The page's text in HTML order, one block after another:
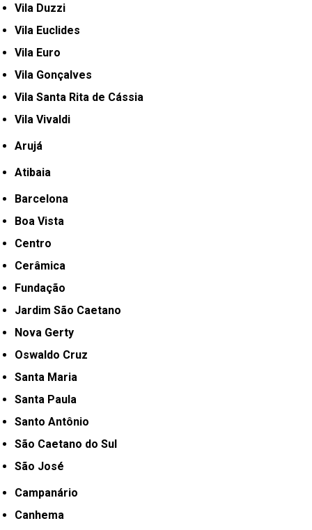
Vila Duzzi
Vila Euclides
Vila Euro
Vila Gonçalves
Vila Santa Rita de Cássia
Vila Vivaldi
Arujá
Atibaia
Barcelona
Boa Vista
Centro
Cerâmica
Fundação
Jardim São Caetano
Nova Gerty
Oswaldo Cruz
Santa Maria
Santa Paula
Santo Antônio
São Caetano do Sul
São José
Campanário
Canhema